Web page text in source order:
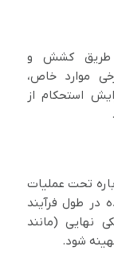
طریق کشش و
موارد خاص،
استحکام از
تحت عملیات
در طول فرآیند
نهایی (مانند
شود.